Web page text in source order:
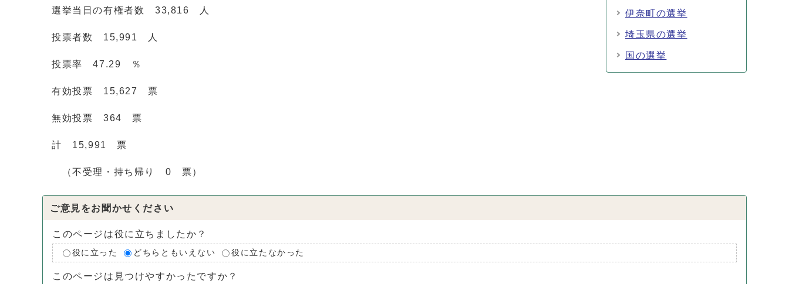
選挙当日の有権者数 33,816 人
投票者数 15,991 人
投票率 47.29 ％
有効投票 15,627 票
無効投票 364 票
計 15,991 票
（不受理・持ち帰り 0 票）
伊奈町の選挙
埼玉県の選挙
国の選挙
ご意見をお聞かせください
このページは役に立ちましたか？
役に立った どちらともいえない 役に立たなかった
このページは見つけやすかったですか？